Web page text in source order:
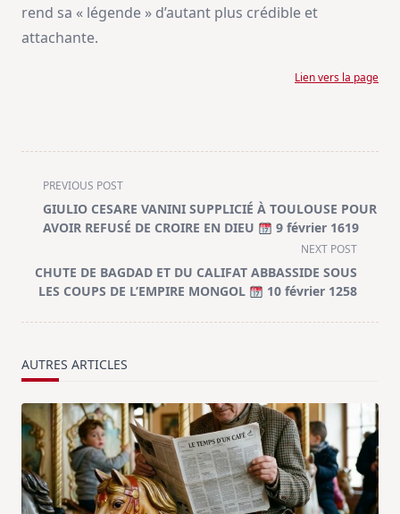
rend sa « légende » d’autant plus crédible et
attachante.
Lien vers la page
<span
class="nav-
subtitle
reader-
text">Page</span>
PREVIOUS POST
GIULIO CESARE VANINI SUPPLICIÉ À TOULOUSE POUR
AVOIR REFUSÉ DE CROIRE EN DIEU
9 février 1619
NEXT POST
CHUTE DE BAGDAD ET DU CALIFAT ABBASSIDE SOUS
LES COUPS DE L’EMPIRE MONGOL
10 février 1258
AUTRES ARTICLES